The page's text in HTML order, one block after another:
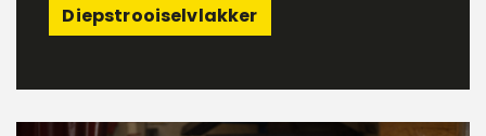
Diepstrooiselvlakker